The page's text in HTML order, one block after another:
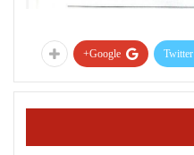
Twitter
Google+